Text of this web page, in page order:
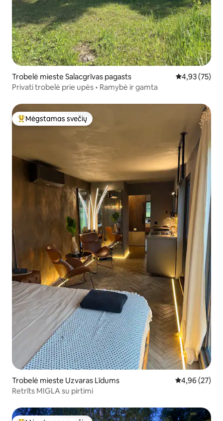
Trobelė mieste Salacgrīvas pagasts Vidutinis
4,93 (75)
Privati trobelė prie upės • Ramybė ir gamta
Svečių mėgstamiausias
Mėgstamas svečių
Trobelė mieste Uzvaras Līdums Vidutinis
4,96 (27)
Retrīts MIGLA su pirtimi